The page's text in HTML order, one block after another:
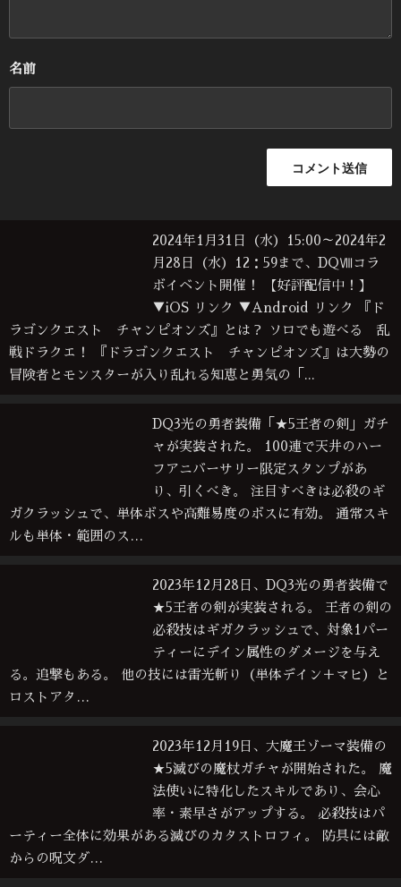
名前
2024年1月31日（水）15:00～2024年2
月28日（水）12：59まで、DQⅧコラ
ボイベント開催！ 【好評配信中！】
▼iOS リンク ▼Android リンク 『ド
ラゴンクエスト チャンピオンズ』とは？ ソロでも遊べる 乱
戦ドラクエ！ 『ドラゴンクエスト チャンピオンズ』は大勢の
冒険者とモンスターが入り乱れる知恵と勇気の「...
DQ3光の勇者装備「★5王者の剣」ガチ
ャが実装された。 100連で天井のハー
フアニバーサリー限定スタンプがあ
り、引くべき。 注目すべきは必殺のギ
ガクラッシュで、単体ボスや高難易度のボスに有効。 通常スキ
ルも単体・範囲のス…
2023年12月28日、DQ3光の勇者装備で
★5王者の剣が実装される。 王者の剣の
必殺技はギガクラッシュで、対象1パー
ティーにデイン属性のダメージを与え
る。追撃もある。 他の技には雷光斬り（単体デイン＋マヒ）と
ロストアタ…
2023年12月19日、大魔王ゾーマ装備の
★5滅びの魔杖ガチャが開始された。 魔
法使いに特化したスキルであり、会心
率・素早さがアップする。 必殺技はパ
ーティー全体に効果がある滅びのカタストロフィ。 防具には敵
からの呪文ダ…